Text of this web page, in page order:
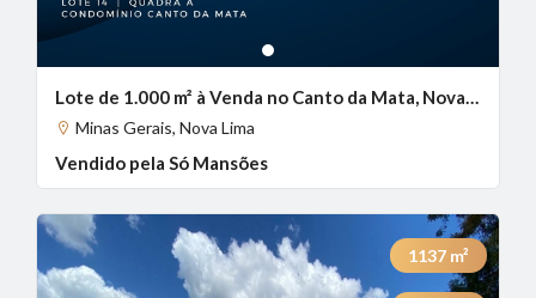
1
Lote de 1.000 m² à Venda no Canto da Mata, Nova Lima - MG
Minas Gerais, Nova Lima
Vendido pela Só Mansões
1137 m²